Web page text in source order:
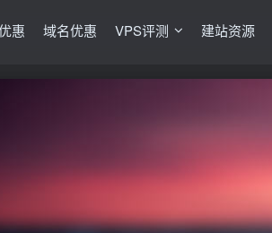
惠 域名优惠 VPS评测 建站资源